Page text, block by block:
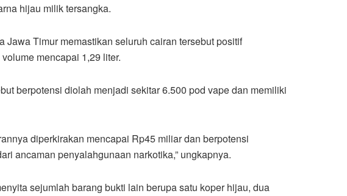
hijau milik tersangka.
Jawa Timur memastikan seluruh cairan tersebut positif
mencapai 1,29 liter.
berpotensi diolah menjadi sekitar 6.500 pod vape dan memiliki
diperkirakan mencapai Rp45 miliar dan berpotensi
ancaman penyalahgunaan narkotika,” ungkapnya.
sejumlah barang bukti lain berupa satu koper hijau, dua